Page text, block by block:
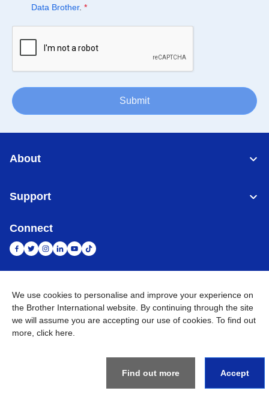
Data Brother. *
Submit
About
Support
Connect
Indonesia Jaringan Global
Privacy Policy Ketentuan Penggunaan Site Map Kunjungi Situs Global
Rights Reserved
We use cookies to personalise and improve your experience on
the Brother International website. By continuing through the site
we will assume you are accepting our use of cookies. To find out
more, click here
Find out more Accept